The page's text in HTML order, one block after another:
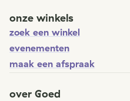
onze winkels
zoek een winkel
evenementen
maak een afspraak
over Goed